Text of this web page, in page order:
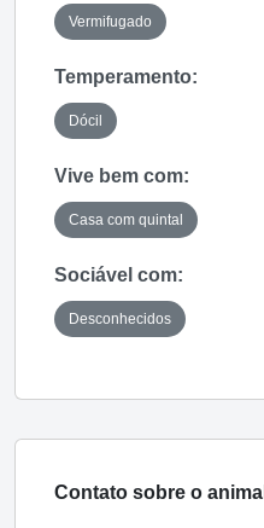
Vermifugado
Temperamento:
Dócil
Vive bem com:
Casa com quintal
Sociável com:
Desconhecidos
Contato sobre o animal